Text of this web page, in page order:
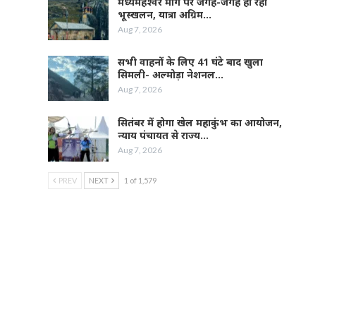
भूस्खलन, यात्रा अग्रिम…
Aug 7, 2026
सभी वाहनों के लिए 41 घंटे बाद खुला
सिमली- अल्मोड़ा नेशनल…
Aug 7, 2026
सितंबर में होगा खेल महाकुंभ का आयोजन,
न्याय पंचायत से राज्य…
Aug 7, 2026
PREV NEXT 1 of 1,579